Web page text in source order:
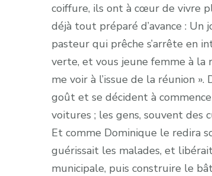
coiffure, ils ont à cœur de vivre
déjà tout préparé d’avance : Un
pasteur qui prêche s’arrête en
verte, et vous jeune femme à la
me voir à l’issue de la réunion
goût et se décident à
voitures ; les gens, souvent des
Et comme Dominique le redira
guérissait les malades, et
municipale, puis construire le